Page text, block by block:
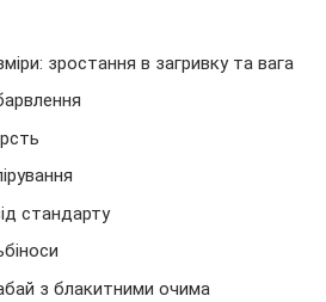
зростання в загривку та вага
стандарту
з блакитними очима